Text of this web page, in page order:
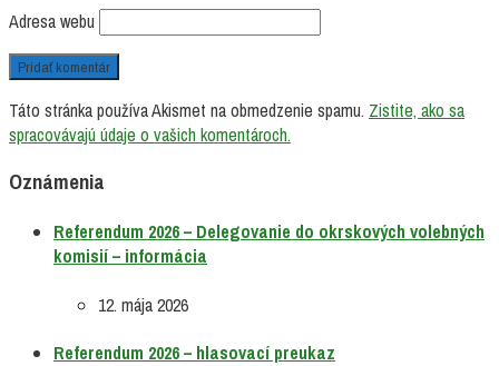
Adresa webu
Táto stránka používa Akismet na obmedzenie spamu. Zistite, ako sa
spracovávajú údaje o vašich komentároch.
Oznámenia
Referendum 2026 – Delegovanie do okrskových volebných
komisií – informácia
12. mája 2026
Referendum 2026 – hlasovací preukaz